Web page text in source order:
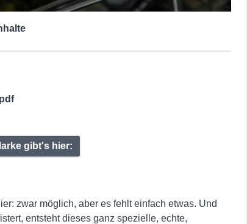
gibt's hier:
zwar möglich, aber es fehlt einfach etwas. Und
entsteht dieses ganz spezielle, echte,